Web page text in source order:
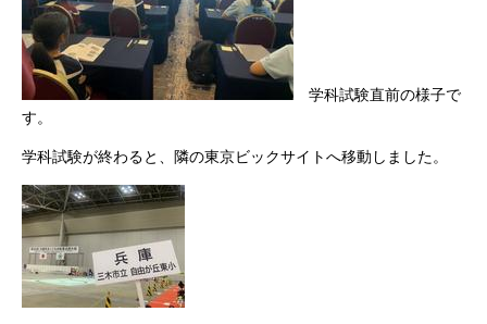
学科試験直前の様子で
す。​
学科試験が終わると、隣の東京ビックサイトへ移動しました。